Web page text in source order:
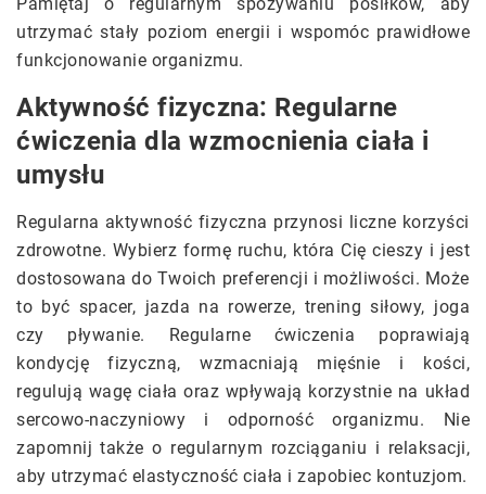
utrzymać stały poziom energii i wspomóc prawidłowe
funkcjonowanie organizmu.
Aktywność fizyczna: Regularne
ćwiczenia dla wzmocnienia ciała i
umysłu
Regularna aktywność fizyczna przynosi liczne korzyści
zdrowotne. Wybierz formę ruchu, która Cię cieszy i jest
dostosowana do Twoich preferencji i możliwości. Może
to być spacer, jazda na rowerze, trening siłowy, joga
czy pływanie. Regularne ćwiczenia poprawiają
kondycję fizyczną, wzmacniają mięśnie i kości,
regulują wagę ciała oraz wpływają korzystnie na układ
sercowo-naczyniowy i odporność organizmu. Nie
zapomnij także o regularnym rozciąganiu i relaksacji,
aby utrzymać elastyczność ciała i zapobiec kontuzjom.